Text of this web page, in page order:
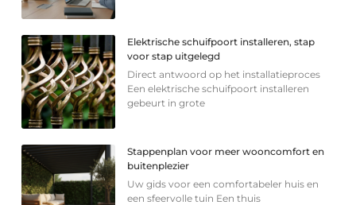
Elektrische schuifpoort installeren, stap
voor stap uitgelegd
Direct antwoord op het installatieproces
Een elektrische schuifpoort installeren
gebeurt in grote
Stappenplan voor meer wooncomfort en
buitenplezier
Uw gids voor een comfortabeler huis en
een sfeervolle tuin Een thuis